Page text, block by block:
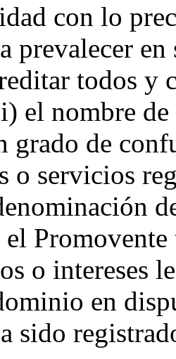
con lo
prevalecer
todos y
el nombre
grado de
o servicios
el
o intereses
en
sido